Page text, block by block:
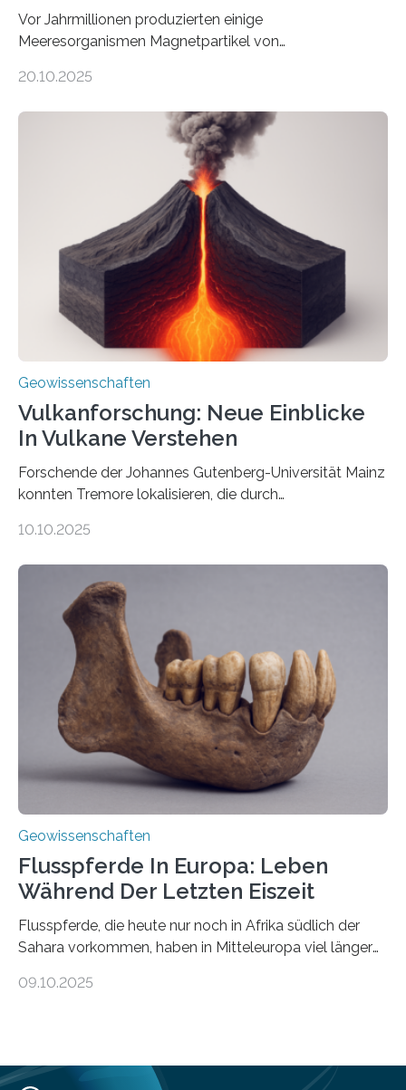
Vor Jahrmillionen produzierten einige
Meeresorganismen Magnetpartikel von
Sedimenten zu finden sind. Nun ist es einem
Domänen auf einem dieser „Riesenmagnetfossilien” mit
einer raffinierten Methode an der Diamond-
Röntgenquelle zu kartieren. Ihre Analyse zeigt, dass
diese Partikel es den Organismen ermöglicht haben
könnten, winzige Schwankungen sowohl in der
Richtung als auch in der Intensität des Erdmagnetfelds
wahrzunehmen. Dadurch konnten sie sich verorten und
über den Ozean navigieren. Vor einigen Jahren…
20.10.2025
Geowissenschaften
Vulkanforschung: Neue Einblicke
In Vulkane Verstehen
Forschende der Johannes Gutenberg-Universität Mainz
konnten Tremore lokalisieren, die durch
Vulkan? Was passiert in der Erde darunter? Wo
erzeugt durch Magma oder Gase, die sich durch
Schlote einen Weg nach oben bahnen? Jun.-Prof. Dr.
Miriam Christina Reiss, Vulkanseismologin an der
Johannes Gutenberg-Universität Mainz (JGU), und ihr
Team haben am Vulkan Oldoinyo Lengai in Tansania
solche Tremore lokalisiert. „Wir konnten die Tremore
nicht nur nachweisen, sondern ihren Ort in…
10.10.2025
Geowissenschaften
Flusspferde In Europa: Leben
Während Der Letzten Eiszeit
Flusspferde, die heute nur noch in Afrika südlich der
Sahara vorkommen, haben in Mitteleuropa viel länger
Knochenfunden zeigen, dass Flusspferde noch vor
Universität Potsdam und die Reiss-Engelhorn-Museen
09.10.2025